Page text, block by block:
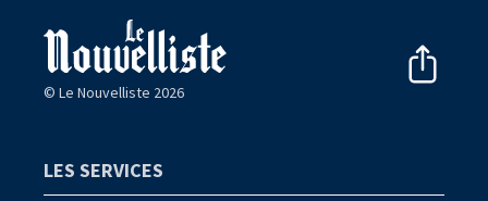
© Le Nouvelliste 2026
LES SERVICES